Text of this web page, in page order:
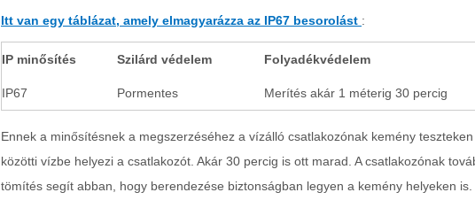
Itt van egy táblázat, amely elmagyarázza az IP67 besorolást :
IP minősítés Szilárd védelem Folyadékvédelem
IP67 Pormentes Merítés akár 1 méterig 30 percig
Ennek a minősítésnek a megszerzéséhez a vízálló csatlakozónak kemény
közötti vízbe helyezi a csatlakozót. Akár 30 percig is ott marad. A csatlakozónak
tömítés segít abban, hogy berendezése biztonságban legyen a kemény helyeken is.